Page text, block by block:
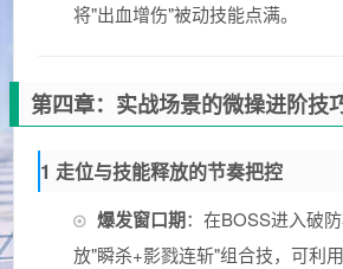
将"出血增伤"被动技能点满。
第四章：实战场景的微操进阶技
1 走位与技能释放的节奏把控
爆发窗口期：在BOSS进入破
放"瞬杀+影戮连斩"组合技，可利